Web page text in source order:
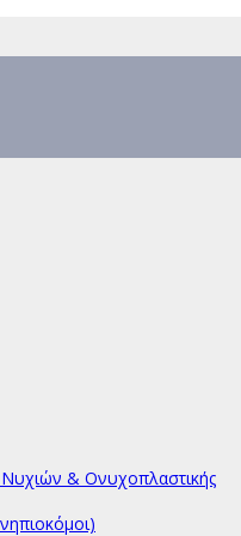
& Ονυχοπλαστικής